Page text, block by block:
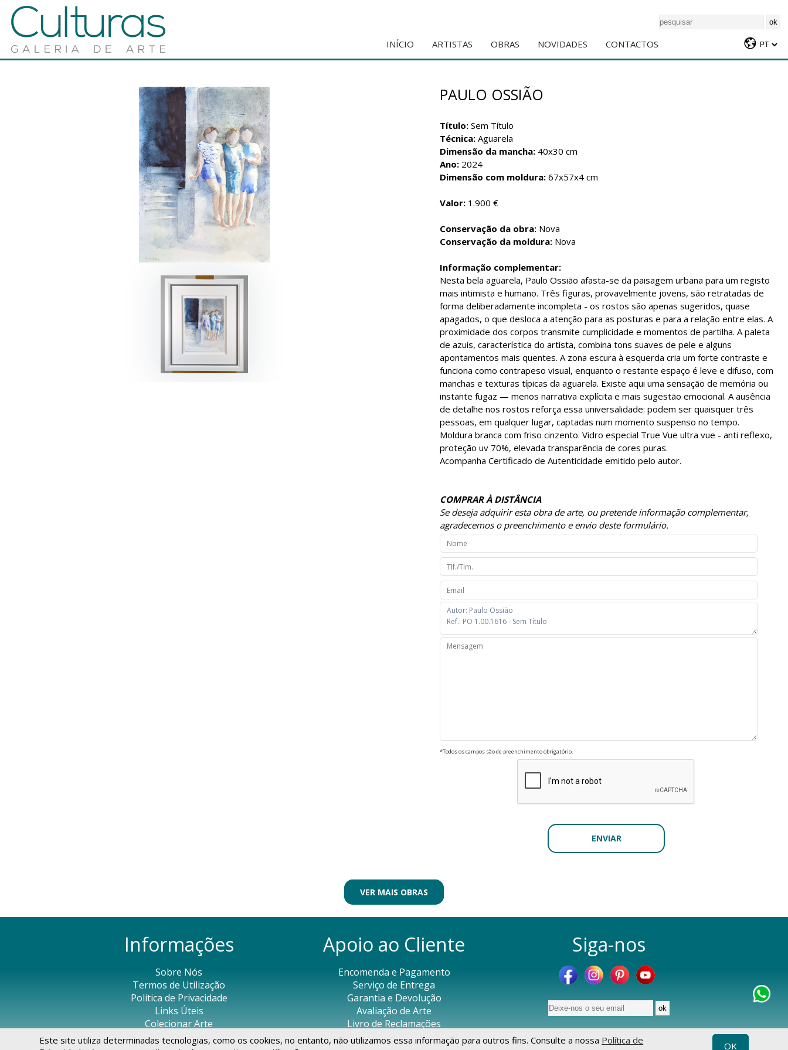
Este site utiliza determinadas tecnologias, como os cookies, no entanto, não utilizamos essa informação para outros fins. Consulte a nossa Política de
OK
INÍCIO ARTISTAS OBRAS NOVIDADES CONTACTOS
PAULO OSSIÃO
Título: Sem Título
Técnica: Aguarela
Dimensão da mancha: 40x30 cm
Ano: 2024
Dimensão com moldura: 67x57x4 cm
Valor: 1.900 €
Conservação da obra: Nova
Conservação da moldura: Nova
Informação complementar:
Nesta bela aguarela, Paulo Ossião afasta-se da paisagem urbana para um registo
mais intimista e humano. Três figuras, provavelmente jovens, são retratadas de
forma deliberadamente incompleta - os rostos são apenas sugeridos, quase
apagados, o que desloca a atenção para as posturas e para a relação entre elas. A
proximidade dos corpos transmite cumplicidade e momentos de partilha. A paleta
de azuis, característica do artista, combina tons suaves de pele e alguns
apontamentos mais quentes. A zona escura à esquerda cria um forte contraste e
funciona como contrapeso visual, enquanto o restante espaço é leve e difuso, com
manchas e texturas típicas da aguarela. Existe aqui uma sensação de memória ou
instante fugaz — menos narrativa explícita e mais sugestão emocional. A ausência
de detalhe nos rostos reforça essa universalidade: podem ser quaisquer três
pessoas, em qualquer lugar, captadas num momento suspenso no tempo.
Moldura branca com friso cinzento. Vidro especial True Vue ultra vue - anti reflexo,
proteção uv 70%, elevada transparência de cores puras.
Acompanha Certificado de Autenticidade emitido pelo autor.
COMPRAR À DISTÂNCIA
Se deseja adquirir esta obra de arte, ou pretende informação complementar,
agradecemos o preenchimento e envio deste formulário.
*Todos os campos são de preenchimento obrigatório.
VER MAIS OBRAS
Informações
Sobre Nós
Termos de Utilização
Política de Privacidade
Links Úteis
Colecionar Arte
Apoio ao Cliente
Encomenda e Pagamento
Serviço de Entrega
Garantia e Devolução
Avaliação de Arte
Livro de Reclamações
Siga-nos